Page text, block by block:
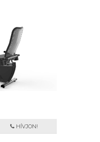
HÍVJON!